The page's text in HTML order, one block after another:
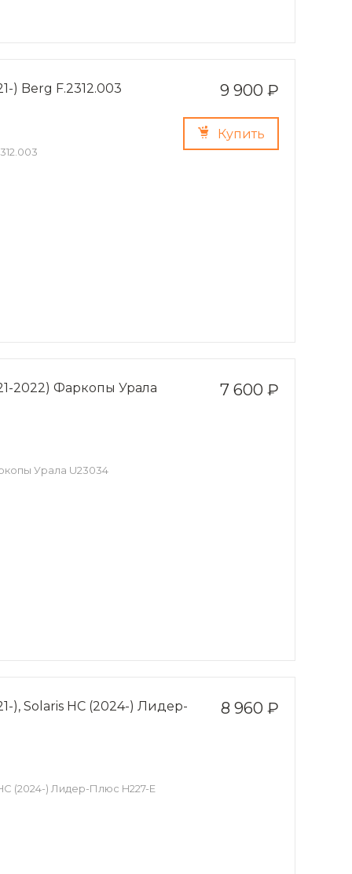
9 900 ₽
Купить
) Berg F.2312.003
7 600 ₽
2022) Фаркопы Урала
Урала U23034
8 960 ₽
), Solaris HC (2024-) Лидер-
(2024-) Лидер-Плюс H227-E